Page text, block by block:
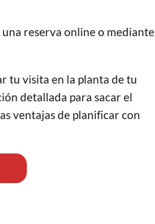
reserva online o mediante
tu visita en la planta de tu
detallada para sacar el
ventajas de planificar con